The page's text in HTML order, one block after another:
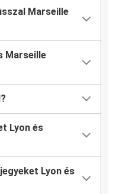
Marseille
Marseille
Lyon és
Lyon és